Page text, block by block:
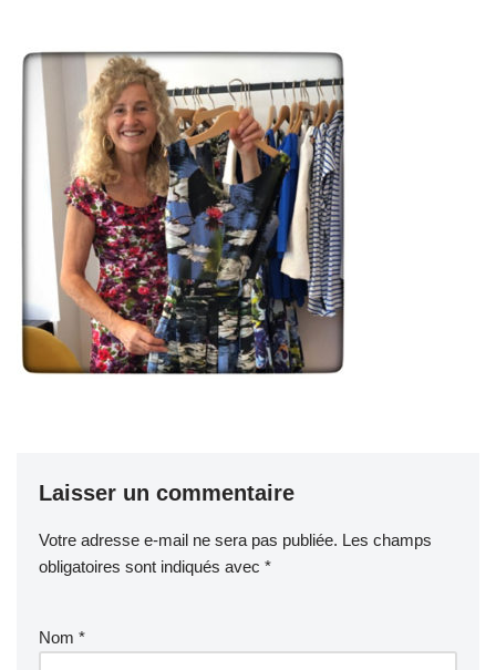
Laisser un commentaire
Votre adresse e-mail ne sera pas publiée. Les champs
obligatoires sont indiqués avec *
Nom *